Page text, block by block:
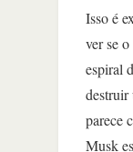
Isso é
ver se
espiral
destruir
parece
Musk